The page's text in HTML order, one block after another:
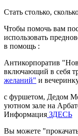
Стать столько,
Чтобы помочь вам
использовать
в помощь :
Антикорпоратив
включающий в себя
желаний" и
с фуршетом, Дедом
уютном зале на
Информация ЗДЕСЬ
Вы можете